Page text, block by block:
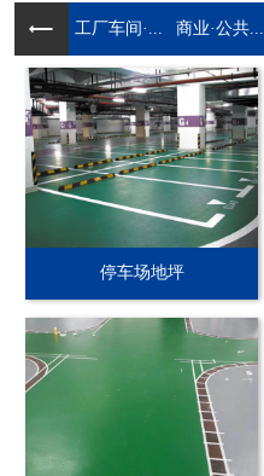
工厂车间·... 商业·公共...
停车场地坪